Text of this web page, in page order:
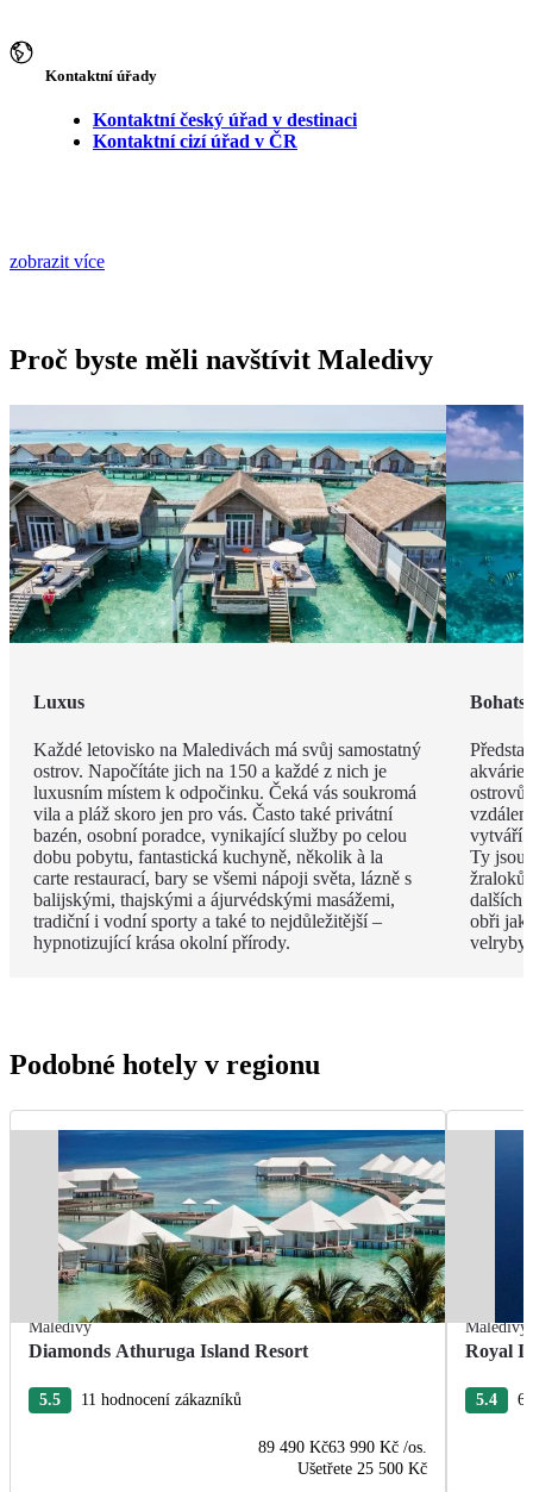
Kontaktní úřady
Kontaktní český úřad v destinaci
Kontaktní cizí úřad v ČR
zobrazit více
Proč byste měli navštívit Maledivy
Luxus
Každé letovisko na Maledivách má svůj samostatný
ostrov. Napočítáte jich na 150 a každé z nich je
luxusním místem k odpočinku. Čeká vás soukromá
vila a pláž skoro jen pro vás. Často také privátní
bazén, osobní poradce, vynikající služby po celou
dobu pobytu, fantastická kuchyně, několik à la
carte restaurací, bary se všemi nápoji světa, lázně s
balijskými, thajskými a ájurvédskými masážemi,
tradiční i vodní sporty a také to nejdůležitější –
hypnotizující krása okolní přírody.
ostrovů
vytváří
Ty jsou
dalších
obři
velryby.
Podobné hotely v regionu
Maledivy
Diamonds Athuruga Island Resort
5.5 11 hodnocení zákazníků
89 490 Kč63 990 Kč /os.
Ušetřete 25 500 Kč
Maledivy
Royal
5.4